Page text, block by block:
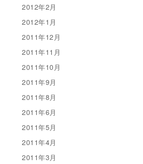
2012年2月
2012年1月
2011年12月
2011年11月
2011年10月
2011年9月
2011年8月
2011年6月
2011年5月
2011年4月
2011年3月